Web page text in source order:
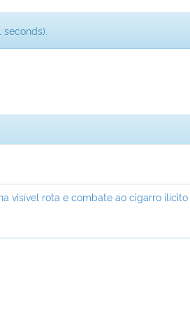
visível rota e combate ao cigarro ilícito